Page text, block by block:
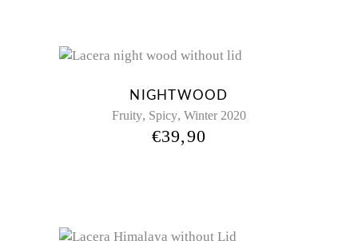
NIGHTWOOD
Fruity, Spicy, Winter 2020
€39,90